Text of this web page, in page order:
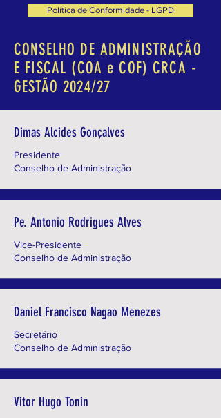
Política de Conformidade - LGPD
CONSELHO DE ADMINISTRAÇÃO
E FISCAL (COA e COF) CRCA -
GESTÃO 2024/27
Dimas Alcides Gonçalves
Presidente
Conselho de Administração
Pe. Antonio Rodrigues Alves
Vice-Presidente
Conselho de Administração
Daniel Francisco Nagao Menezes
Secretário
Conselho de Administração
Vitor Hugo Tonin